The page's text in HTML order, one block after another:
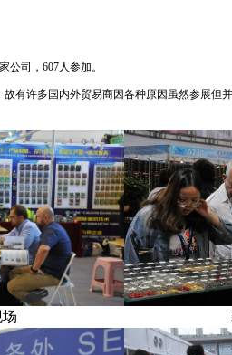
公司，607人参加。
有许多国内外贸易商因各种原因虽然参展但